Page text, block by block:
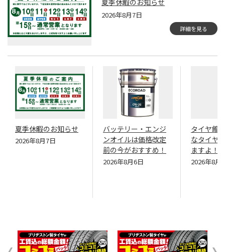
2026年8月7日
詳細を見る
夏季休暇のお知らせ
2026年8月7日
バッテリー・エンジ
ンオイルは価格改定
前の今がおすすめ！
2026年8月6日
タイヤ館
なタイヤ
ますよ！
2026年8月